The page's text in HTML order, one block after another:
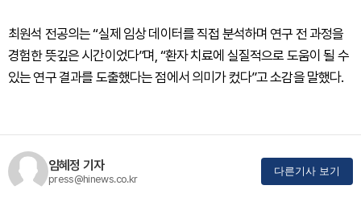
최원석 전공의는 “실제 임상 데이터를 직접 분석하며 연구 전 과정을
경험한 뜻깊은 시간이었다”며, “환자 치료에 실질적으로 도움이 될 수
있는 연구 결과를 도출했다는 점에서 의미가 컸다”고 소감을 말했다.
임혜정 기자
press@hinews.co.kr
다른기사 보기